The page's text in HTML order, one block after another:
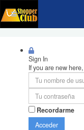
Sign In
If you are new here,
Recordarme
Acceder